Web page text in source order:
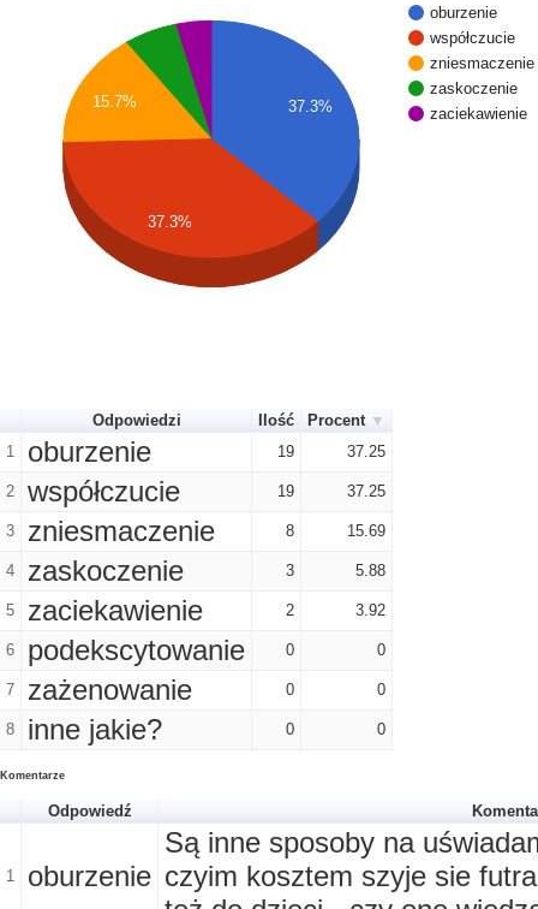
oburzenie
współczucie
zniesmaczenie
zaskoczenie
zaciekawienie
37.3%
15.7%
37.3%
Odpowiedzi Ilość
Procent
1
oburzenie 19 37.25
2 współczucie 19 37.25
3 zniesmaczenie 8 15.69
4 zaskoczenie 3 5.88
5 zaciekawienie 2 3.92
6 podekscytowanie 0 0
7 zażenowanie 0 0
8 inne jakie? 0 0
Komentarze
Odpowiedź
1 oburzenie
Są inne sposoby na
czyim kosztem szyje sie